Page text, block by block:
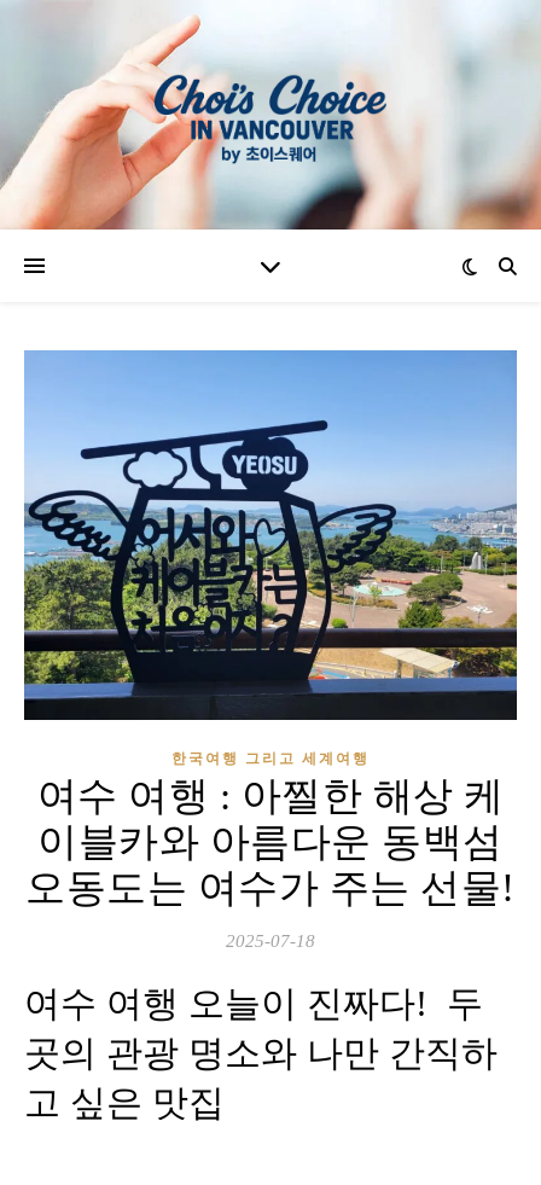
한국여행 그리고 세계여행
여수 여행 : 아찔한 해상 케
이블카와 아름다운 동백섬
오동도는 여수가 주는 선물!
2025-07-18
여수 여행 오늘이 진짜다! 두
곳의 관광 명소와 나만 간직하
고 싶은 맛집